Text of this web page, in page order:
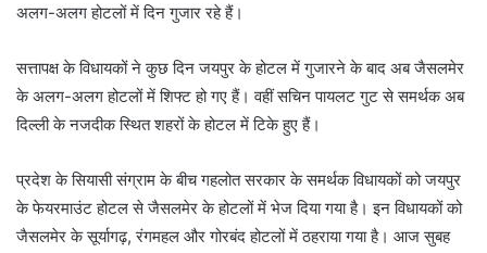
अलग-अलग होटलों में दिन गुजार रहे हैं।
सत्तापक्ष के विधायकों ने कुछ दिन जयपुर के होटल में गुजारने के बाद अब जैसलमेर
के अलग-अलग होटलों में शिफ्ट हो गए हैं। वहीं सचिन पायलट गुट से समर्थक अब
दिल्ली के नजदीक स्थित शहरों के होटल में टिके हुए हैं।
प्रदेश के सियासी संग्राम के बीच गहलोत सरकार के समर्थक विधायकों को जयपुर
के फेयरमाउंट होटल से जैसलमेर के होटलों में भेज दिया गया है। इन विधायकों को
जैसलमेर के सूर्यागढ़, रंगमहल और गोरबंद होटलों में ठहराया गया है। आज सुबह